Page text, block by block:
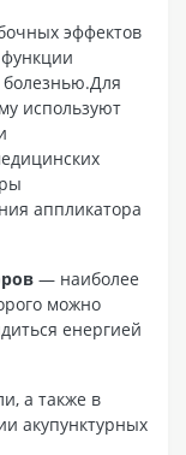
эффектов
болезнью.Для
используют
аппликатора
— наиболее
можно
енергией
а также в
акупунктурных